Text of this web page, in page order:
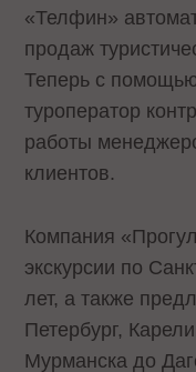
«Телфин»
продаж
Теперь с
туроператор
работы
клиентов.
Компания
экскурсии по
лет, а также
Петербург,
Мурманска до